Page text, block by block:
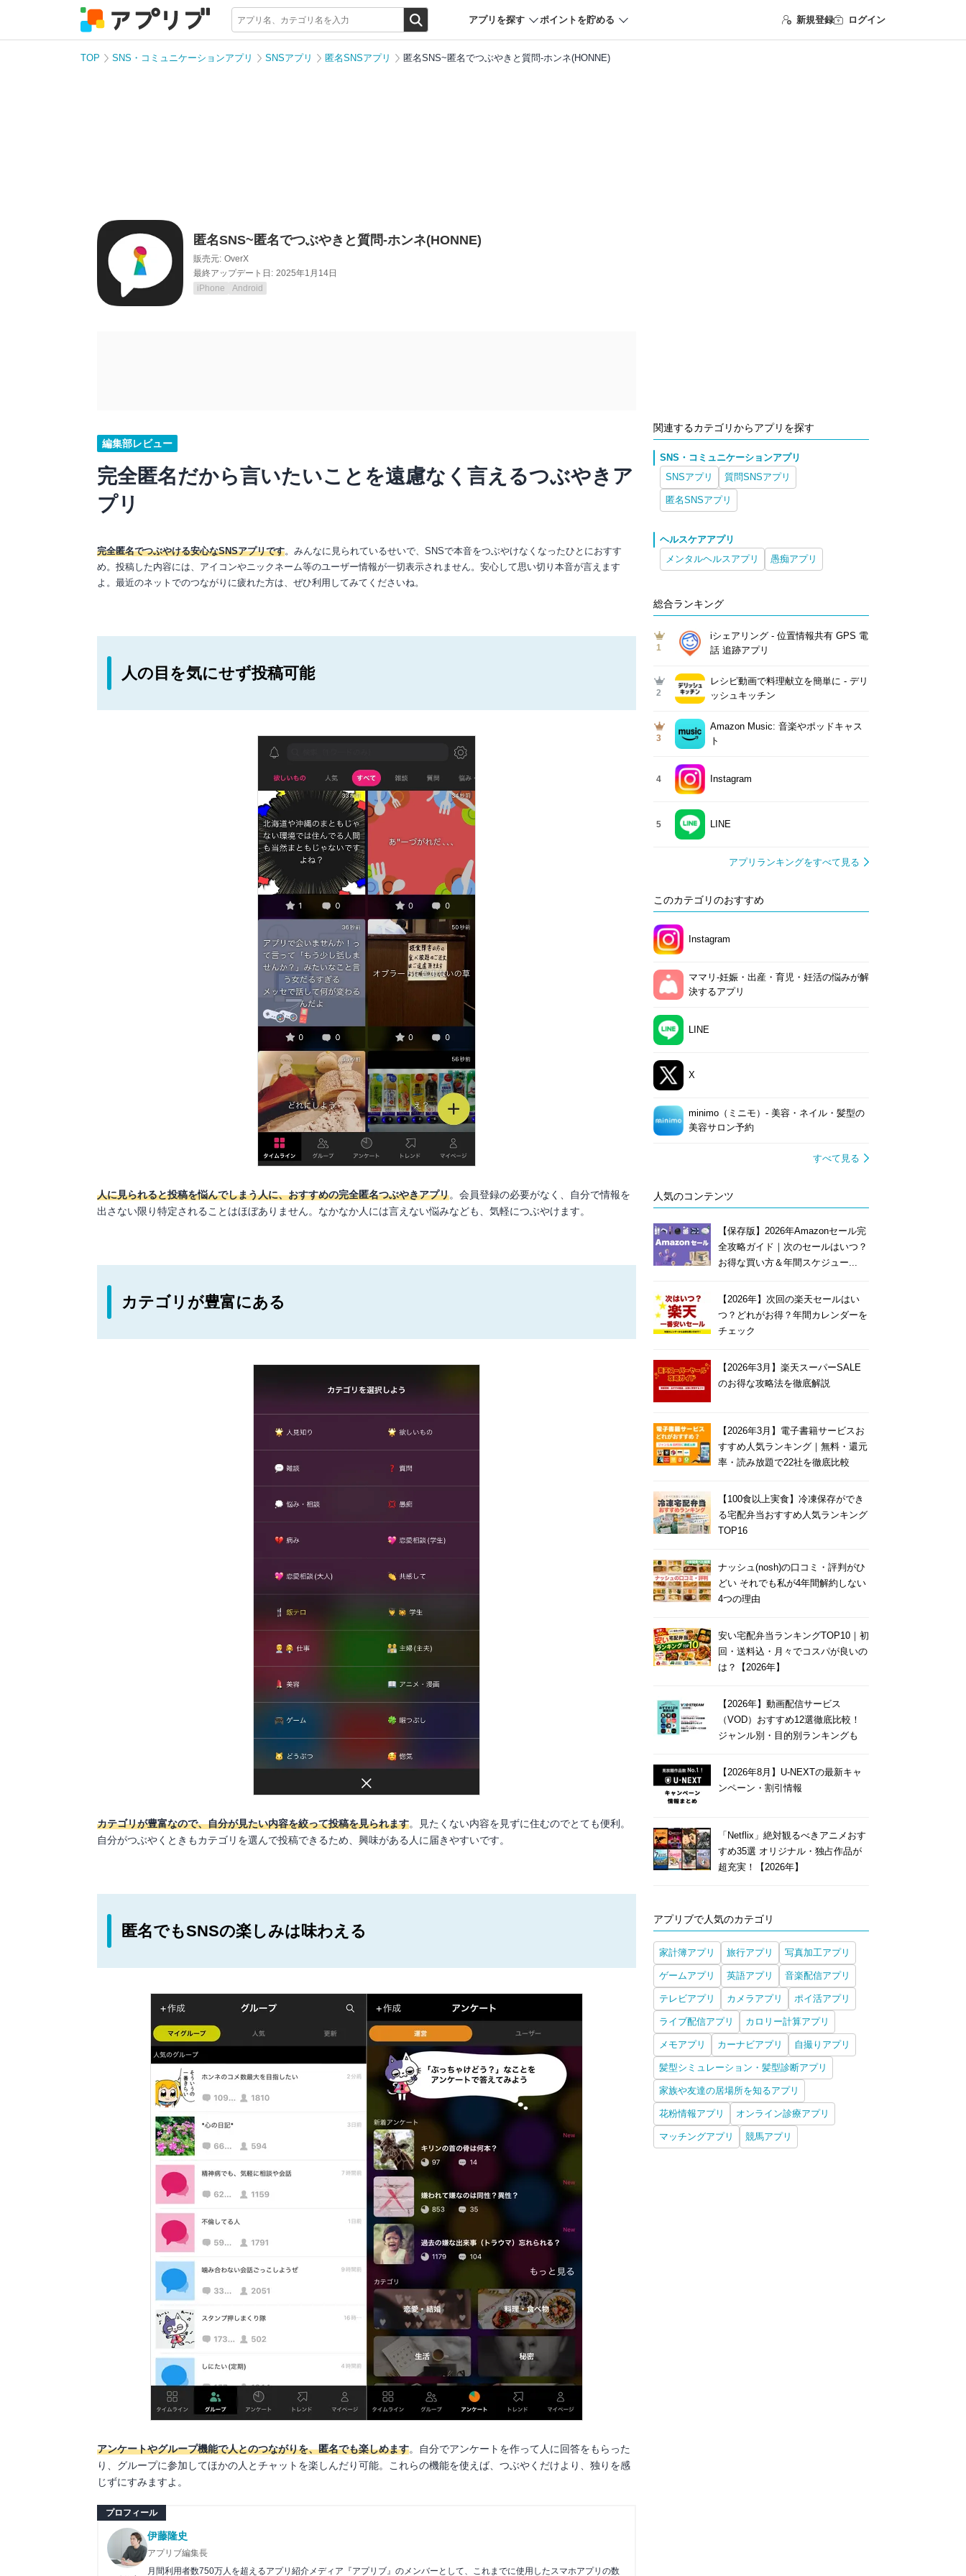
アプリを探す ポイントを貯める 新規登録 ログイン
TOP SNS・コミュニケーションアプリ SNSアプリ 匿名SNSアプリ 匿名SNS~匿名でつぶやきと質問-ホンネ(HONNE)
匿名SNS~匿名でつぶやきと質問-ホンネ(HONNE)
販売元: OverX
最終アップデート日: 2025年1月14日
iPhone
Android
編集部レビュー
完全匿名だから言いたいことを遠慮なく言えるつぶやきア
プリ
完全匿名でつぶやける安心なSNSアプリです。みんなに見られているせいで、SNSで本音をつぶやけなくなったひとにおすす
め。投稿した内容には、アイコンやニックネーム等のユーザー情報が一切表示されません。安心して思い切り本音が言えます
よ。最近のネットでのつながりに疲れた方は、ぜひ利用してみてくださいね。
人の目を気にせず投稿可能
人に見られると投稿を悩んでしまう人に、おすすめの完全匿名つぶやきアプリ。会員登録の必要がなく、自分で情報を
出さない限り特定されることはほぼありません。なかなか人には言えない悩みなども、気軽につぶやけます。
カテゴリが豊富にある
カテゴリが豊富なので、自分が見たい内容を絞って投稿を見られます。見たくない内容を見ずに住むのでとても便利。
自分がつぶやくときもカテゴリを選んで投稿できるため、興味がある人に届きやすいです。
匿名でもSNSの楽しみは味わえる
アンケートやグループ機能で人とのつながりを、匿名でも楽しめます。自分でアンケートを作って人に回答をもらった
り、グループに参加してほかの人とチャットを楽しんだり可能。これらの機能を使えば、つぶやくだけより、独りを感
じずにすみますよ。
プロフィール
伊藤隆史
アプリブ編集長
月間利用者数750万人を超えるアプリ紹介メディア『アプリブ』のメンバーとして、これまでに使用したスマホアプリの数
関連するカテゴリからアプリを探す
SNS・コミュニケーションアプリ
SNSアプリ
質問SNSアプリ
匿名SNSアプリ
ヘルスケアアプリ
メンタルヘルスアプリ
愚痴アプリ
総合ランキング
1
iシェアリング - 位置情報共有 GPS 電
話 追跡アプリ
2
レシピ動画で料理献立を簡単‪に - デリ
ッシュキッチン
3
Amazon Music: 音楽やポッドキャス
ト
4 Instagram
5 LINE
アプリランキングをすべて見る
このカテゴリのおすすめ
Instagram
ママリ-妊娠・出産・育児・妊活の悩みが解
決するアプリ
LINE
X
minimo（ミニモ）- 美容・ネイル・髪型の
美容サロン予約
すべて見る
人気のコンテンツ
【保存版】2026年Amazonセール完
全攻略ガイド｜次のセールはいつ？
お得な買い方＆年間スケジュー...
【2026年】次回の楽天セールはい
つ？どれがお得？年間カレンダーを
チェック
【2026年3月】楽天スーパーSALE
のお得な攻略法を徹底解説
【2026年3月】電子書籍サービスお
すすめ人気ランキング｜無料・還元
率・読み放題で22社を徹底比較
【100食以上実食】冷凍保存ができ
る宅配弁当おすすめ人気ランキング
TOP16
ナッシュ(nosh)の口コミ・評判がひ
どい それでも私が4年間解約しない
4つの理由
安い宅配弁当ランキングTOP10｜初
回・送料込・月々でコスパが良いの
は？【2026年】
【2026年】動画配信サービス
（VOD）おすすめ12選徹底比較！
ジャンル別・目的別ランキングも
【2026年8月】U-NEXTの最新キャ
ンペーン・割引情報
「Netflix」絶対観るべきアニメおす
すめ35選 オリジナル・独占作品が
超充実！【2026年】
アプリブで人気のカテゴリ
家計簿アプリ 旅行アプリ 写真加工アプリ
ゲームアプリ 英語アプリ 音楽配信アプリ
テレビアプリ カメラアプリ ポイ活アプリ
ライブ配信アプリ カロリー計算アプリ
メモアプリ カーナビアプリ 自撮りアプリ
髪型シミュレーション・髪型診断アプリ
家族や友達の居場所を知るアプリ
花粉情報アプリ オンライン診療アプリ
マッチングアプリ 競馬アプリ